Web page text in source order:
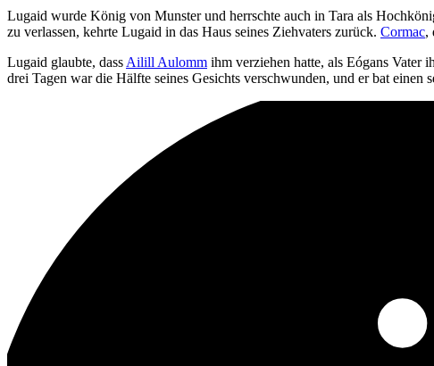
Lugaid wurde König von Munster und herrschte auch in Tara als
zu verlassen, kehrte Lugaid in das Haus seines Ziehvaters zurück. Cormac,
Lugaid glaubte, dass Ailill Aulomm ihm verziehen hatte, als Eógans Vater
drei Tagen war die Hälfte seines Gesichts verschwunden, und er bat einen